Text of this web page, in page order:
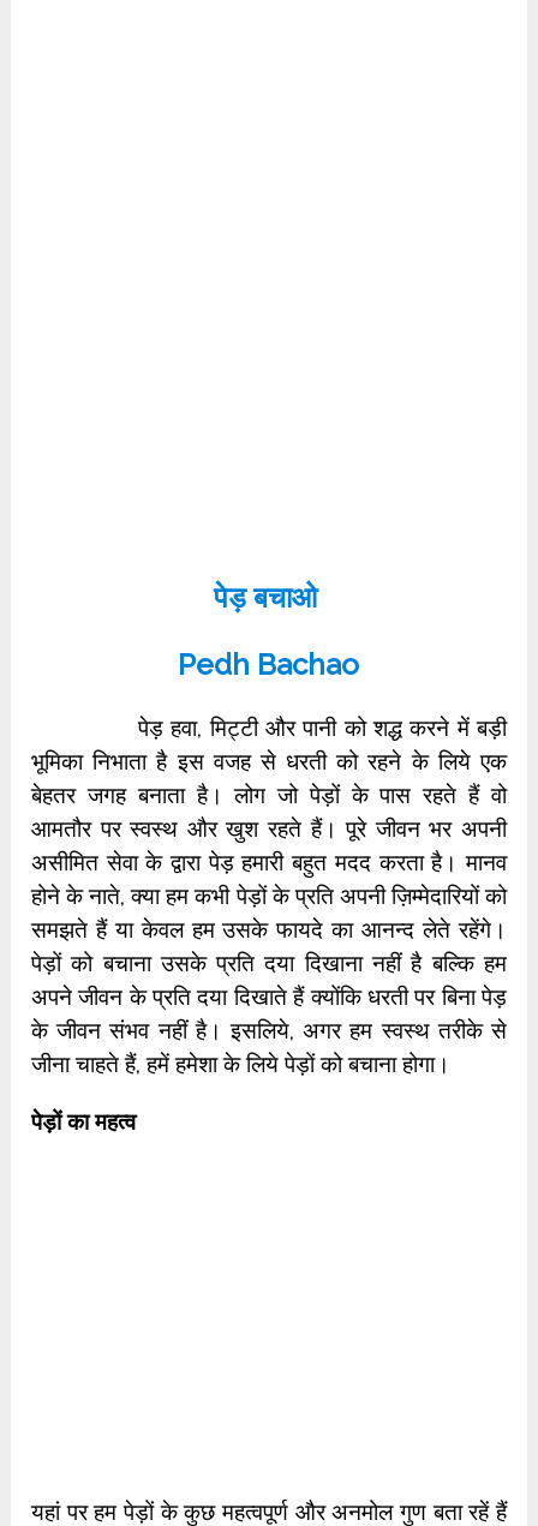
पेड़ बचाओ
Pedh Bachao
पेड़ हवा, मिट्टी और पानी को शद्ध करने में बड़ी
भूमिका निभाता है इस वजह से धरती को रहने के लिये एक
बेहतर जगह बनाता है। लोग जो पेड़ों के पास रहते हैं वो
आमतौर पर स्वस्थ और खुश रहते हैं। पूरे जीवन भर अपनी
असीमित सेवा के द्वारा पेड़ हमारी बहुत मदद करता है। मानव
होने के नाते, क्या हम कभी पेड़ों के प्रति अपनी ज़िम्मेदारियों को
समझते हैं या केवल हम उसके फायदे का आनन्द लेते रहेंगे।
पेड़ों को बचाना उसके प्रति दया दिखाना नहीं है बल्कि हम
अपने जीवन के प्रति दया दिखाते हैं क्योंकि धरती पर बिना पेड़
के जीवन संभव नहीं है। इसलिये, अगर हम स्वस्थ तरीके से
जीना चाहते हैं, हमें हमेशा के लिये पेड़ों को बचाना होगा।
पेड़ों का महत्व
यहां पर हम पेड़ों के कुछ महत्वपूर्ण और अनमोल गुण बता रहें हैं